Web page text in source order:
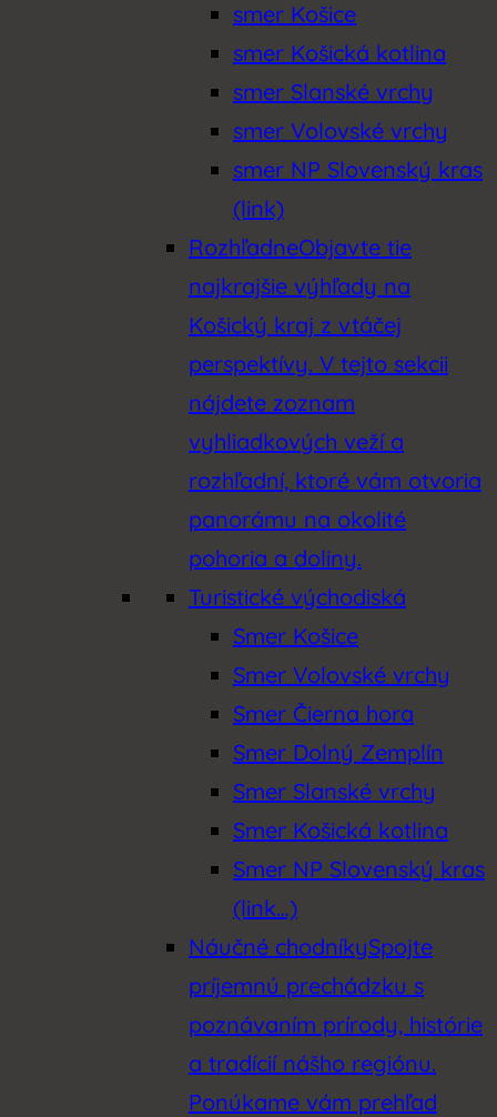
smer Košice
smer Košická kotlina
smer Slanské vrchy
smer Volovské vrchy
smer NP Slovenský kras
(link)
RozhľadneObjavte tie
najkrajšie výhľady na
Košický kraj z vtáčej
perspektívy. V tejto sekcii
nájdete zoznam
vyhliadkových veží a
rozhľadní, ktoré vám otvoria
panorámu na okolité
pohoria a doliny.
Turistické východiská
Smer Košice
Smer Volovské vrchy
Smer Čierna hora
Smer Dolný Zemplín
Smer Slanské vrchy
Smer Košická kotlina
Smer NP Slovenský kras
(link…)
Náučné chodníkySpojte
príjemnú prechádzku s
poznávaním prírody, histórie
a tradícií nášho regiónu.
Ponúkame vám prehľad